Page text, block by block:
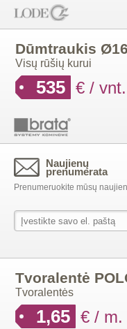
Dūmtraukis
Visų rūšių kurui
535 € / vnt.
Naujienų
prenumerata
Prenumeruokite mūsų
Tvoralentė
Tvoralentės
1,65 € / m.